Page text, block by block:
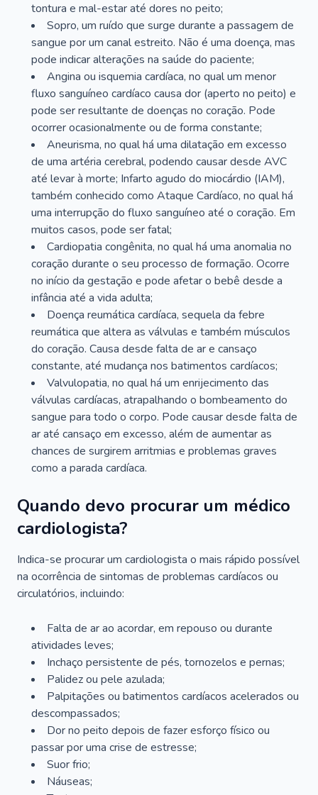
tontura e mal-estar até dores no peito;
Sopro, um ruído que surge durante a passagem de
sangue por um canal estreito. Não é uma doença, mas
pode indicar alterações na saúde do paciente;
Angina ou isquemia cardíaca, no qual um menor
fluxo sanguíneo cardíaco causa dor (aperto no peito) e
pode ser resultante de doenças no coração. Pode
ocorrer ocasionalmente ou de forma constante;
Aneurisma, no qual há uma dilatação em excesso
de uma artéria cerebral, podendo causar desde AVC
até levar à morte; Infarto agudo do miocárdio (IAM),
também conhecido como Ataque Cardíaco, no qual há
uma interrupção do fluxo sanguíneo até o coração. Em
muitos casos, pode ser fatal;
Cardiopatia congênita, no qual há uma anomalia no
coração durante o seu processo de formação. Ocorre
no início da gestação e pode afetar o bebê desde a
infância até a vida adulta;
Doença reumática cardíaca, sequela da febre
reumática que altera as válvulas e também músculos
do coração. Causa desde falta de ar e cansaço
constante, até mudança nos batimentos cardíacos;
Valvulopatia, no qual há um enrijecimento das
válvulas cardíacas, atrapalhando o bombeamento do
sangue para todo o corpo. Pode causar desde falta de
ar até cansaço em excesso, além de aumentar as
chances de surgirem arritmias e problemas graves
como a parada cardíaca.
Quando devo procurar um médico
cardiologista?
Indica-se procurar um cardiologista o mais rápido possível
na ocorrência de sintomas de problemas cardíacos ou
circulatórios, incluindo:
Falta de ar ao acordar, em repouso ou durante
atividades leves;
Inchaço persistente de pés, tornozelos e pernas;
Palidez ou pele azulada;
Palpitações ou batimentos cardíacos acelerados ou
descompassados;
Dor no peito depois de fazer esforço físico ou
passar por uma crise de estresse;
Suor frio;
Náuseas;